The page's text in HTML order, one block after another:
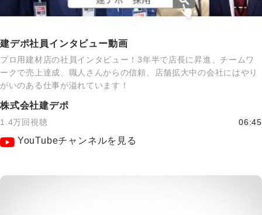
建デポ社員インタビュー動画
プロ用建材店の社員インタビュー！3年半で店長に昇進、チームワ
ークで売上達成、職人さんからの信頼、店舗拡大中の会社にはやり
がいのある仕事が溢れています！
株式会社建デポ
1.4万回視聴 06:45
YouTubeチャンネルを見る